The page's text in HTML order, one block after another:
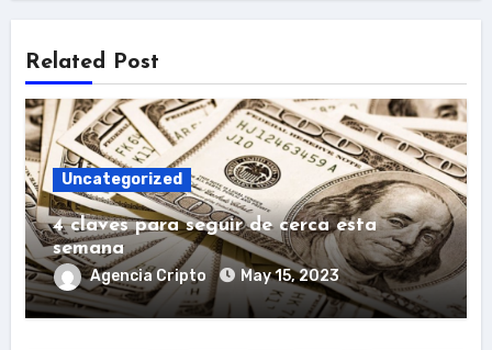
Related Post
Uncategorized
4 claves para seguir de cerca esta
semana
Agencia Cripto May 15, 2023